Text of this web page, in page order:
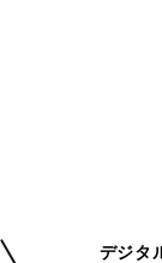
デジタ